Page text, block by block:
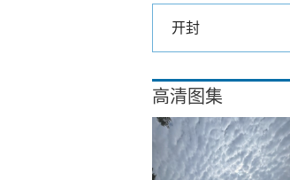
开封
高清图集